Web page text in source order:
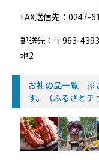
FAX送信先：0247-
郵送先：〒963-
地2
お礼の品一覧 ※
す。（ふるさとチ